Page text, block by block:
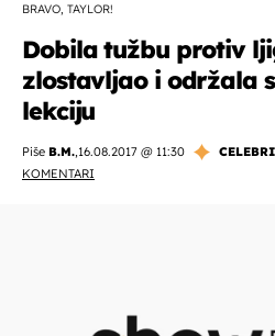
BRAVO, TAYLOR!
Dobila tužbu protiv
zlostavljao i održala
lekciju
Piše B.M.,16.08.2017 @ 11:30
KOMENTARI